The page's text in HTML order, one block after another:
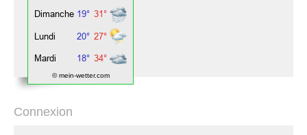
© mein-wetter.com
Connexion